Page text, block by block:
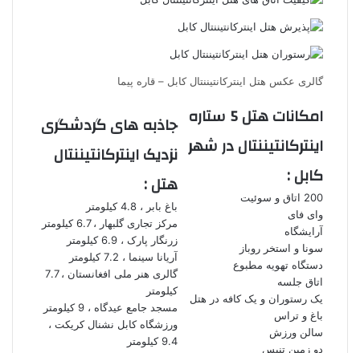
گالری عکس هتل اینترکانتیننتال کابل – قاره پیما
امکانات هتل 5 ستاره
اینترکانتیننتال در شهر
کابل :
200 اتاق و سوئیت
وای فای
آرایشگاه
سونا و استخر روباز
دستگاه تهویه مطبوع
اتاق جلسه
یک رستوران و یک کافه در هتل
باغ و تراس
سالن ورزش
دو زمین تنیس
جاذبه های گردشگری
نزدیک اینترکانتیننتال
هتل :
باغ بابر ، 4.8 کیلومتر
مرکز تجاری گلبهار ، 6.7 کیلومتر
زرنگار پارک ، 6.9 کیلومتر
آریانا سینما ، 7.2 کیلومتر
گالری هنر ملی افغانستان ، 7.7
کیلومتر
مسجد جامع عیدگاه ، 9 کیلومتر
ورزشگاه کابل نشنال کریکت ،
9.4 کیلومتر